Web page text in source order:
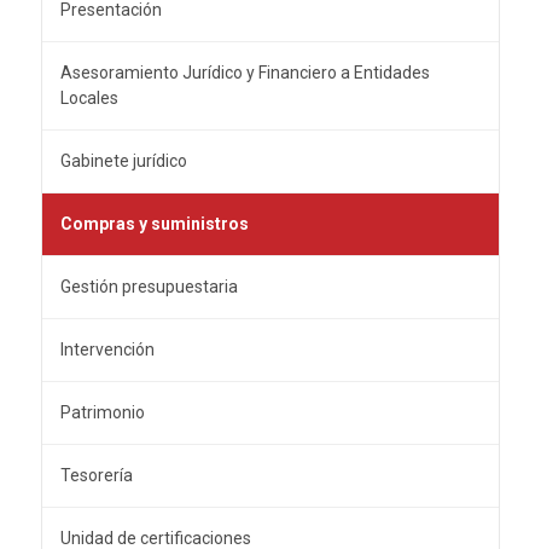
Presentación
Asesoramiento Jurídico y Financiero a Entidades
Locales
Gabinete jurídico
Compras y suministros
Gestión presupuestaria
Intervención
Patrimonio
Tesorería
Unidad de certificaciones